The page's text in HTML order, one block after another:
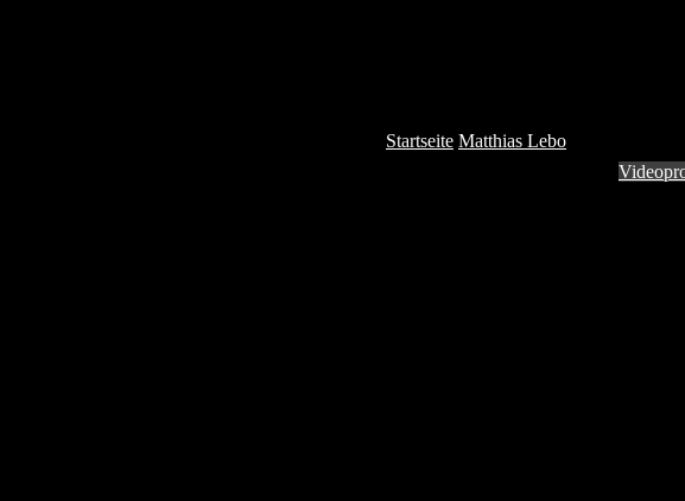
Startseite Matthias Lebo